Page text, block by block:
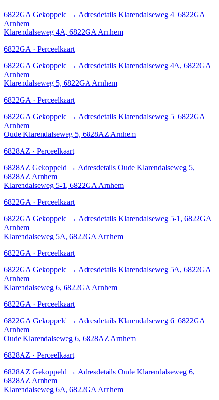
6822GA Gekoppeld → Adresdetails Klarendalseweg 4, 6822GA
Arnhem
Klarendalseweg 4A, 6822GA Arnhem
6822GA · Perceelkaart
6822GA Gekoppeld → Adresdetails Klarendalseweg 4A, 6822GA
Arnhem
Klarendalseweg 5, 6822GA Arnhem
6822GA · Perceelkaart
6822GA Gekoppeld → Adresdetails Klarendalseweg 5, 6822GA
Arnhem
Oude Klarendalseweg 5, 6828AZ Arnhem
6828AZ · Perceelkaart
6828AZ Gekoppeld → Adresdetails Oude Klarendalseweg 5,
6828AZ Arnhem
Klarendalseweg 5-1, 6822GA Arnhem
6822GA · Perceelkaart
6822GA Gekoppeld → Adresdetails Klarendalseweg 5-1, 6822GA
Arnhem
Klarendalseweg 5A, 6822GA Arnhem
6822GA · Perceelkaart
6822GA Gekoppeld → Adresdetails Klarendalseweg 5A, 6822GA
Arnhem
Klarendalseweg 6, 6822GA Arnhem
6822GA · Perceelkaart
6822GA Gekoppeld → Adresdetails Klarendalseweg 6, 6822GA
Arnhem
Oude Klarendalseweg 6, 6828AZ Arnhem
6828AZ · Perceelkaart
6828AZ Gekoppeld → Adresdetails Oude Klarendalseweg 6,
6828AZ Arnhem
Klarendalseweg 6A, 6822GA Arnhem